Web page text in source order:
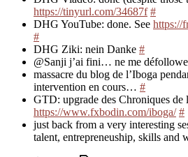
https://tinyurl.com/34687f #
DHG YouTube: done. See https://
#
DHG Ziki: nein Danke #
@Sanji j’ai fini… ne me
massacre du blog de l’Iboga
intervention en cours… #
GTD: upgrade des Chroniques de
https://www.fxbodin.com/iboga/ #
just back from a very interesting
talent, entrepreneuship, skills